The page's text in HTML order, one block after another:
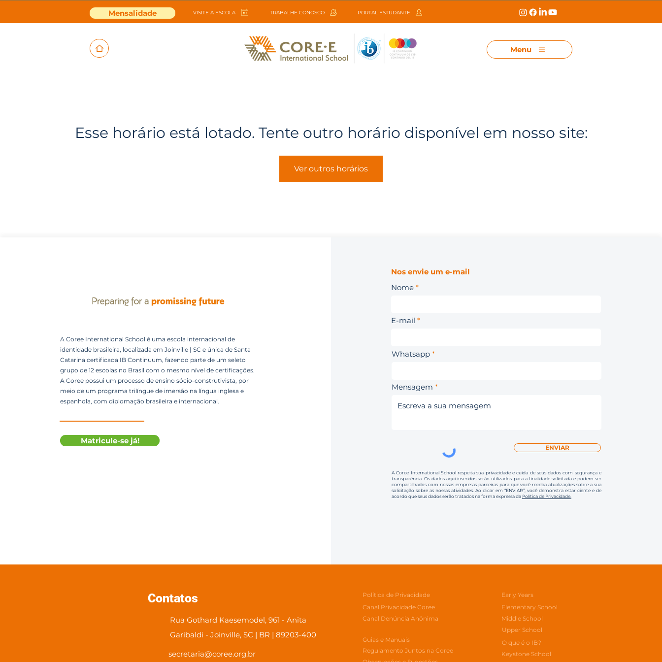
Mensalidade VISITE A ESCOLA TRABALHE CONOSCO PORTAL ESTUDANTE
Menu
Esse horário está lotado. Tente outro horário disponível em nosso site:
Ver outros horários
A Coree International School é uma escola internacional de
identidade brasileira, localizada em Joinville | SC e única de Santa
Catarina certificada IB Continuum, fazendo parte de um seleto
grupo de 12 escolas no Brasil com o mesmo nível de certificações.
A Coree possui um processo de ensino sócio-construtivista, por
meio de um programa trilíngue de imersão na língua inglesa e
espanhola, com diplomação brasileira e internacional.
Matricule-se já!
Nos envie um e-mail
Nome
E-mail
Whatsapp
Mensagem
ENVIAR
A Coree International School respeita sua privacidade e cuida de seus dados com segurança e
transparência. Os dados aqui inseridos serão utilizados para a finalidade solicitada e podem ser
compartilhados com nossas empresas parceiras para que você receba atualizações sobre a sua
solicitação sobre as nossas atividades. Ao clicar em “ENVIAR”, você demonstra estar ciente e de
acordo que seus dados serão tratados na forma expressa da Política de Privacidade.
Contatos
Rua Gothard Kaesemodel, 961 - Anita
Garibaldi - Joinville, SC | BR | 89203-400
secretaria@coree.org.br
Política de Privacidade
Canal Privacidade Coree
Canal Denúncia Anônima
Early Years
Elementary School
Middle School
Upper School
Guias e Manuais
Regulamento Juntos na Coree
O que é o IB?
Keystone School